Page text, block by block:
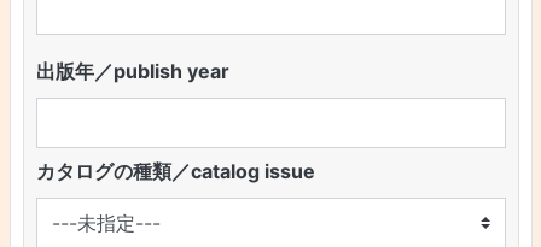
出版年／publish year
カタログの種類／catalog issue